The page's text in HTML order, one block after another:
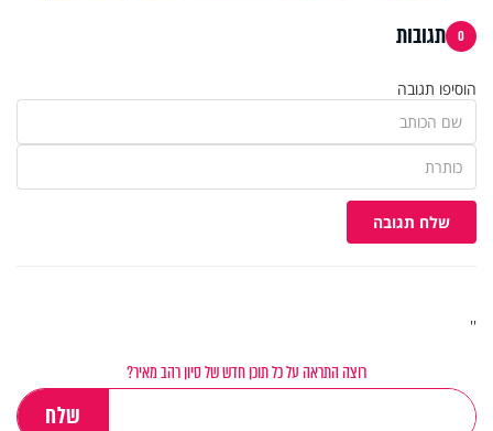
0 תגובות
הוסיפו תגובה
שלח תגובה
''
רוצה התראה על כל תוכן חדש של סיון רהב מאיר?